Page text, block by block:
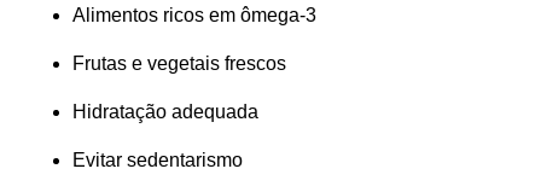
Alimentos ricos em ômega-3
Frutas e vegetais frescos
Hidratação adequada
Evitar sedentarismo